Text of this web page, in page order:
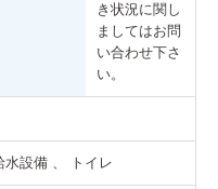
き状況に関し
ましてはお問
い合わせ下さ
い。
水設備 、 トイレ